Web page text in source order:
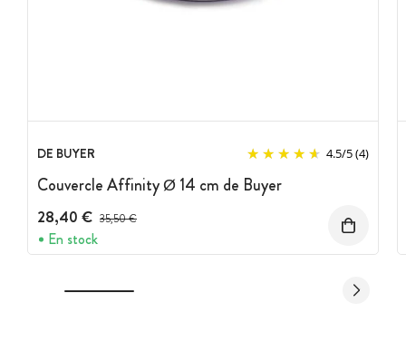
DE BUYER 4.5/5(4)
Couvercle Affinity Ø 14 cm de Buyer
28,40 € Prix avant réduction :
35,50 €
En stock